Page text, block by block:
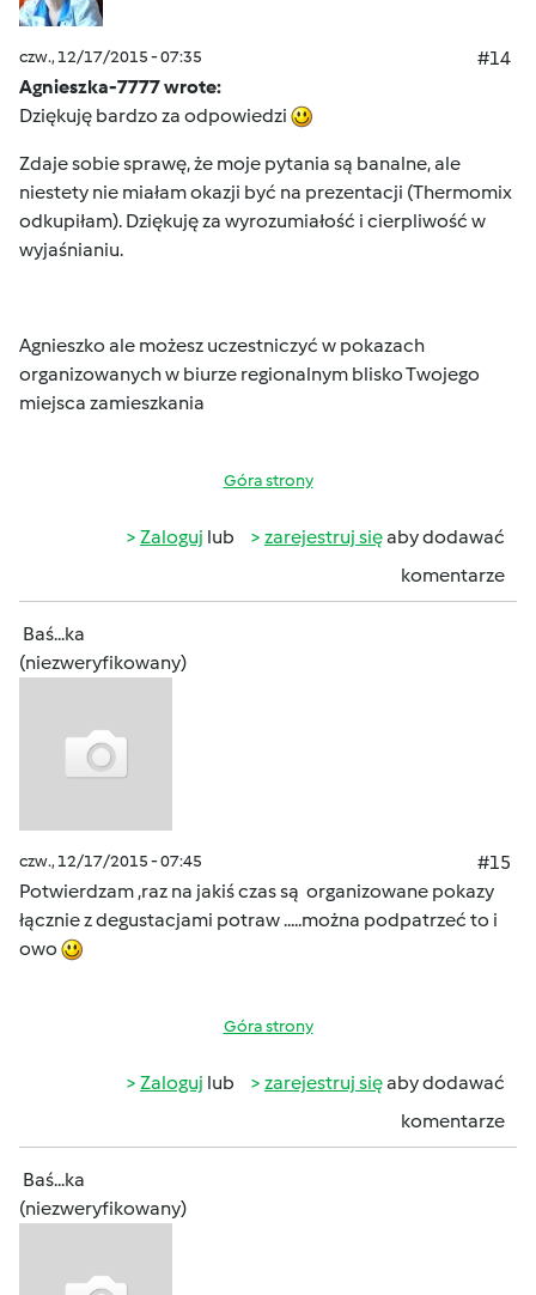
czw., 12/17/2015 - 07:35
#14
Agnieszka-7777 wrote:
Dziękuję bardzo za odpowiedzi
Zdaje sobie sprawę, że moje pytania są banalne, ale
niestety nie miałam okazji być na prezentacji (Thermomix
odkupiłam). Dziękuję za wyrozumiałość i cierpliwość w
wyjaśnianiu.
Agnieszko ale możesz uczestniczyć w pokazach
organizowanych w biurze regionalnym blisko Twojego
miejsca zamieszkania
Góra strony
Zaloguj lub zarejestruj sięaby dodawać
komentarze
Baś...ka
(niezweryfikowany)
czw., 12/17/2015 - 07:45
#15
Potwierdzam ,raz na jakiś czas są organizowane pokazy
łącznie z degustacjami potraw .....można podpatrzeć to i
owo
Góra strony
Zaloguj lub zarejestruj sięaby dodawać
komentarze
Baś...ka
(niezweryfikowany)